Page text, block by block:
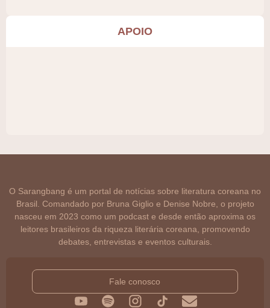
APOIO
O Sarangbang é um portal de notícias sobre literatura coreana no
Brasil. Comandado por Bruna Giglio e Denise Nobre, o projeto
nasceu em 2023 como um podcast e desde então aproxima os
leitores brasileiros da riqueza literária coreana, promovendo
debates, entrevistas e eventos culturais.
Fale conosco